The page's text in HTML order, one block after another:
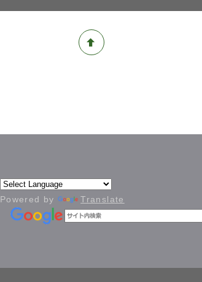
Powered by Translate